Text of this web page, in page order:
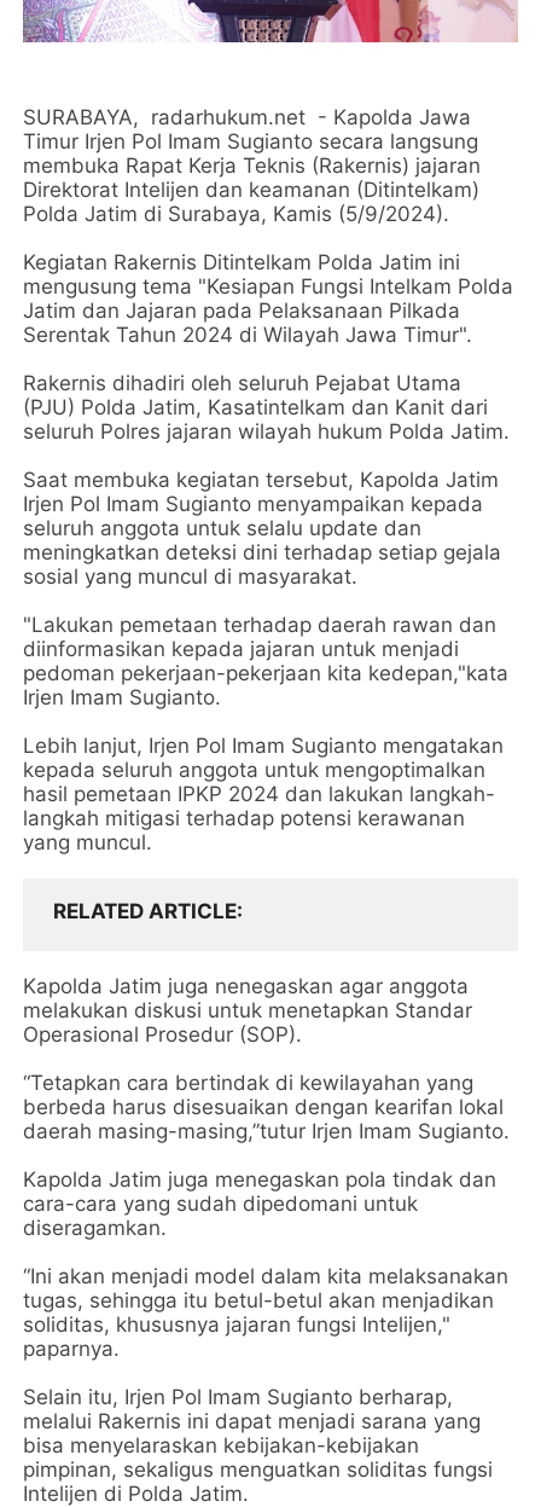
SURABAYA, radarhukum.net - Kapolda Jawa
Timur Irjen Pol Imam Sugianto secara langsung
membuka Rapat Kerja Teknis (Rakernis) jajaran
Direktorat Intelijen dan keamanan (Ditintelkam)
Polda Jatim di Surabaya, Kamis (5/9/2024).
Kegiatan Rakernis Ditintelkam Polda Jatim ini
mengusung tema "Kesiapan Fungsi Intelkam Polda
Jatim dan Jajaran pada Pelaksanaan Pilkada
Serentak Tahun 2024 di Wilayah Jawa Timur".
Rakernis dihadiri oleh seluruh Pejabat Utama
(PJU) Polda Jatim, Kasatintelkam dan Kanit dari
seluruh Polres jajaran wilayah hukum Polda Jatim.
Saat membuka kegiatan tersebut, Kapolda Jatim
Irjen Pol Imam Sugianto menyampaikan kepada
seluruh anggota untuk selalu update dan
meningkatkan deteksi dini terhadap setiap gejala
sosial yang muncul di masyarakat.
"Lakukan pemetaan terhadap daerah rawan dan
diinformasikan kepada jajaran untuk menjadi
pedoman pekerjaan-pekerjaan kita kedepan,"kata
Irjen Imam Sugianto.
Lebih lanjut, Irjen Pol Imam Sugianto mengatakan
kepada seluruh anggota untuk mengoptimalkan
hasil pemetaan IPKP 2024 dan lakukan langkah-
langkah mitigasi terhadap potensi kerawanan
yang muncul.
RELATED ARTICLE
Kapolda Jatim juga nenegaskan agar anggota
melakukan diskusi untuk menetapkan Standar
Operasional Prosedur (SOP).
“Tetapkan cara bertindak di kewilayahan yang
berbeda harus disesuaikan dengan kearifan lokal
daerah masing-masing,”tutur Irjen Imam Sugianto.
Kapolda Jatim juga menegaskan pola tindak dan
cara-cara yang sudah dipedomani untuk
diseragamkan.
“Ini akan menjadi model dalam kita melaksanakan
tugas, sehingga itu betul-betul akan menjadikan
soliditas, khususnya jajaran fungsi Intelijen,"
paparnya.
Selain itu, Irjen Pol Imam Sugianto berharap,
melalui Rakernis ini dapat menjadi sarana yang
bisa menyelaraskan kebijakan-kebijakan
pimpinan, sekaligus menguatkan soliditas fungsi
Intelijen di Polda Jatim.